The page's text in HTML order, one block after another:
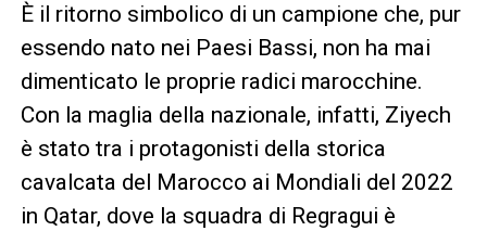
È il ritorno simbolico di un campione che, pur
essendo nato nei Paesi Bassi, non ha mai
dimenticato le proprie radici marocchine.
Con la maglia della nazionale, infatti, Ziyech
è stato tra i protagonisti della storica
cavalcata del Marocco ai Mondiali del 2022
in Qatar, dove la squadra di Regragui è